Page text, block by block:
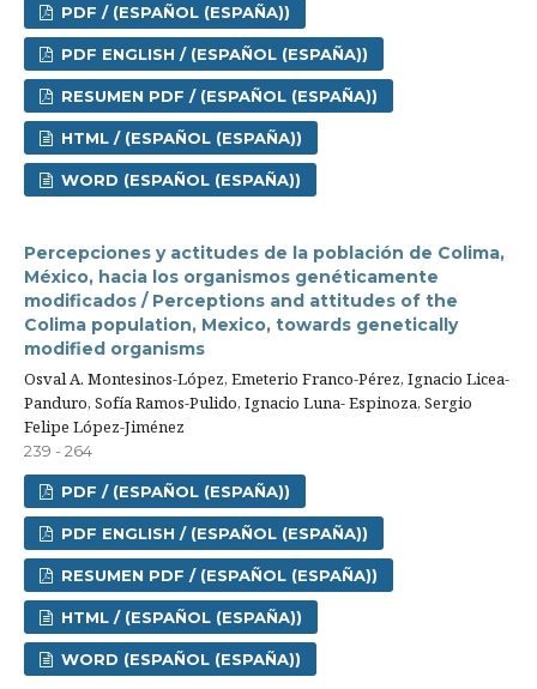
PDF / (ESPAÑOL (ESPAÑA))
PDF ENGLISH / (ESPAÑOL (ESPAÑA))
RESUMEN PDF / (ESPAÑOL (ESPAÑA))
HTML / (ESPAÑOL (ESPAÑA))
WORD (ESPAÑOL (ESPAÑA))
Percepciones y actitudes de la población de Colima,
México, hacia los organismos genéticamente
modificados / Perceptions and attitudes of the
Colima population, Mexico, towards genetically
modified organisms
Osval A. Montesinos-López, Emeterio Franco-Pérez, Ignacio Licea-
Panduro, Sofía Ramos-Pulido, Ignacio Luna- Espinoza, Sergio
Felipe López-Jiménez
239 - 264
PDF / (ESPAÑOL (ESPAÑA))
PDF ENGLISH / (ESPAÑOL (ESPAÑA))
RESUMEN PDF / (ESPAÑOL (ESPAÑA))
HTML / (ESPAÑOL (ESPAÑA))
WORD (ESPAÑOL (ESPAÑA))